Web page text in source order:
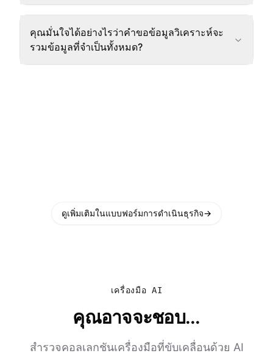
คุณมั่นใจได้อย่างไรว่าคำขอข้อมูลวิเคราะห์จะ
รวมข้อมูลที่จำเป็นทั้งหมด?
ดูเพิ่มเติมในแบบฟอร์มการดำเนินธุรกิจ→
เครื่องมือ AI
คุณอาจจะชอบ...
สำรวจคอลเลกชันเครื่องมือที่ขับเคลื่อนด้วย AI